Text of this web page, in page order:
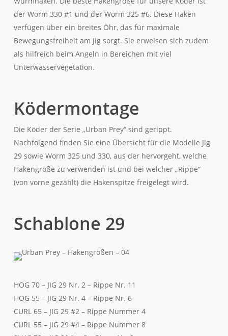
der Worm 330 #1 und der Worm 325 #6. Diese Haken
verfügen über ein breites Öhr, das für maximale
Bewegungsfreiheit am Jig sorgt. Sie erweisen sich zudem
als hilfreich beim Angeln in Bereichen mit viel
Unterwasservegetation.
Ködermontage
Die Köder der Serie „Urban Prey“ sind gerippt.
Nachfolgend finden Sie eine Übersicht für die Modelle Jig
29 sowie Worm 325 und 330, aus der hervorgeht, welche
Hakengröße zu verwenden ist und bei welcher „Rippe“
(von vorne gezählt) die Hakenspitze freigelegt wird.
Schablone 29
HOG 70 – JIG 29 Nr. 2 – Rippe Nr. 11
HOG 55 – JIG 29 Nr. 4 – Rippe Nr. 6
CURL 65 – JIG 29 #2 – Rippe Nummer 4
CURL 55 – JIG 29 #4 – Rippe Nummer 8